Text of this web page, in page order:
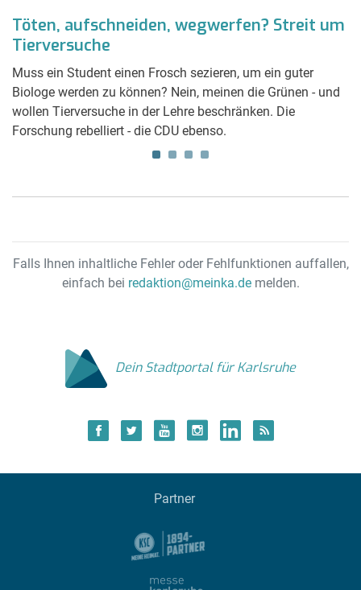
Töten, aufschneiden, wegwerfen? Streit um
Tierversuche
Muss ein Student einen Frosch sezieren, um ein guter
Biologe werden zu können? Nein, meinen die Grünen - und
wollen Tierversuche in der Lehre beschränken. Die
Forschung rebelliert - die CDU ebenso.
Falls Ihnen inhaltliche Fehler oder Fehlfunktionen auffallen,
einfach bei redaktion@meinka.demelden.
Dein Stadtportal für Karlsruhe
Partner